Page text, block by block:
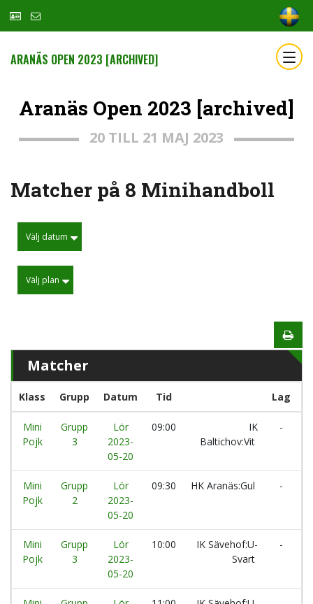
ARANÄS OPEN 2023 [ARCHIVED]
Aranäs Open 2023 [archived]
20 TILL 21 MAJ 2023
Matcher på 8 Minihandboll
Välj datum
Välj plan
Matcher
Klass Grupp Datum Tid Lag
Mini
Pojk
Grupp
3
Lör
2023-
05-20
09:00
IK
Baltichov:Vit
-
Mini
Pojk
Grupp
2
Lör
2023-
05-20
09:30 HK Aranäs:Gul -
Mini
Pojk
Grupp
3
Lör
2023-
05-20
10:00
IK Sävehof:U-
Svart
-